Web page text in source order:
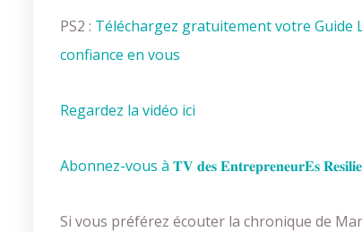
PS2 : Téléchargez gratuitement votre Guide
confiance en vous
Regardez la vidéo ici
Abonnez-vous à 𝐓𝐕 𝐝𝐞𝐬 𝐄𝐧𝐭𝐫𝐞𝐩𝐫𝐞𝐧𝐞𝐮𝐫𝐄𝐬
Si vous préférez écouter la chronique de